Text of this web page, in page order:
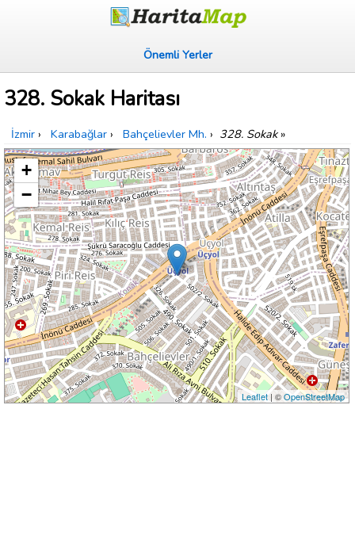
Önemli Yerler
328. Sokak Haritası
İzmir › Karabağlar › Bahçelievler Mh. › 328. Sokak»
+
−
Leaflet| ©OpenStreetMap